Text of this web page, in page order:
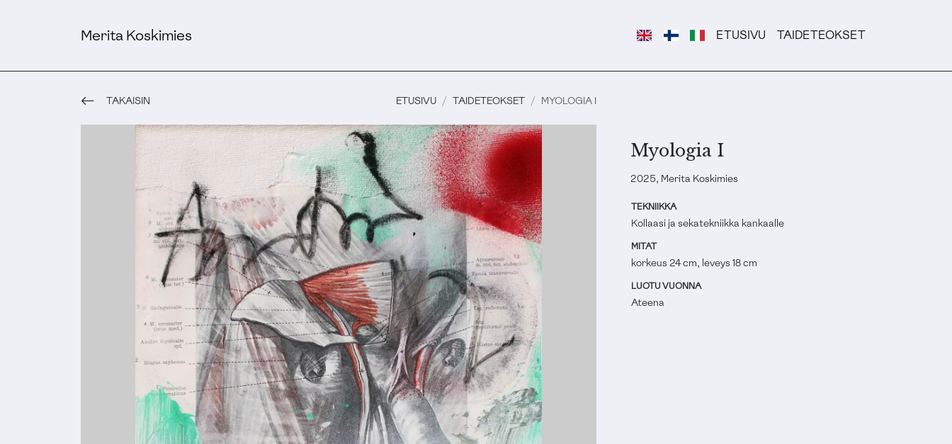
Merita Koskimies ETUSIVU TAIDETEOKSET
TAKAISIN ETUSIVU TAIDETEOKSET MYOLOGIA I
Myologia I
2025, Merita Koskimies
TEKNIIKKA
Kollaasi ja sekatekniikka kankaalle
MITAT
korkeus 24 cm, leveys 18 cm
LUOTU VUONNA
Ateena